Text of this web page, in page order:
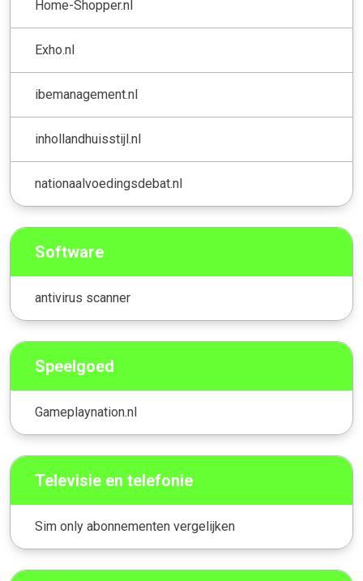
Home-Shopper.nl
Exho.nl
ibemanagement.nl
inhollandhuisstijl.nl
nationaalvoedingsdebat.nl
Software
antivirus scanner
Speelgoed
Gameplaynation.nl
Televisie en telefonie
Sim only abonnementen vergelijken